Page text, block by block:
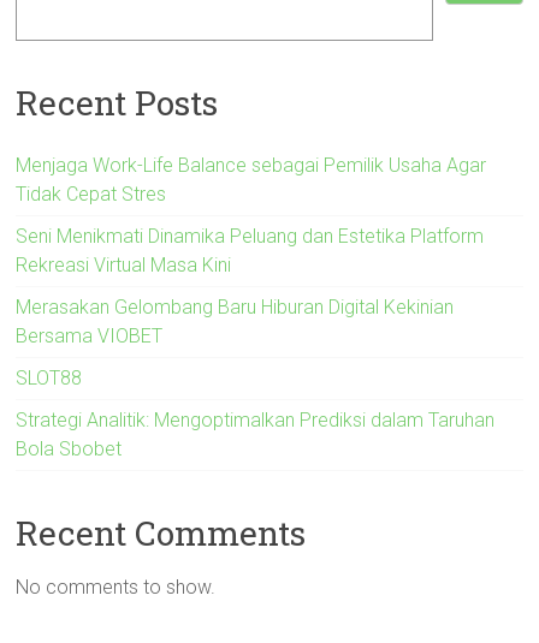
Recent Posts
Menjaga Work-Life Balance sebagai Pemilik Usaha Agar
Tidak Cepat Stres
Seni Menikmati Dinamika Peluang dan Estetika Platform
Rekreasi Virtual Masa Kini
Merasakan Gelombang Baru Hiburan Digital Kekinian
Bersama VIOBET
SLOT88
Strategi Analitik: Mengoptimalkan Prediksi dalam Taruhan
Bola Sbobet
Recent Comments
No comments to show.